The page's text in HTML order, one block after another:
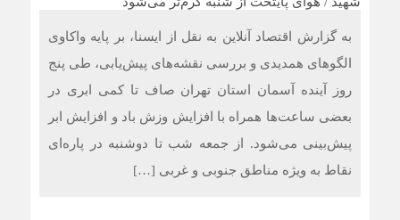
به گزارش اقتصاد آنلاین به نقل از ایسنا، بر پایه واکاوی
الگوهای همدیدی و بررسی نقشه‌های پیش‌یابی، طی پنج
روز آینده آسمان استان تهران صاف تا کمی ابری در
بعضی ساعت‌ها همراه با افزایش وزش باد و افزایش ابر
پیش‌بینی می‌شود. از جمعه شب تا دوشنبه در پاره‌ای
نقاط به ویژه مناطق جنوبی و غربی […]